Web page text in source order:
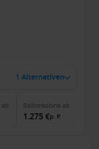
1 Alternativen
ab Balkonkabine ab
1.275 €p. P.